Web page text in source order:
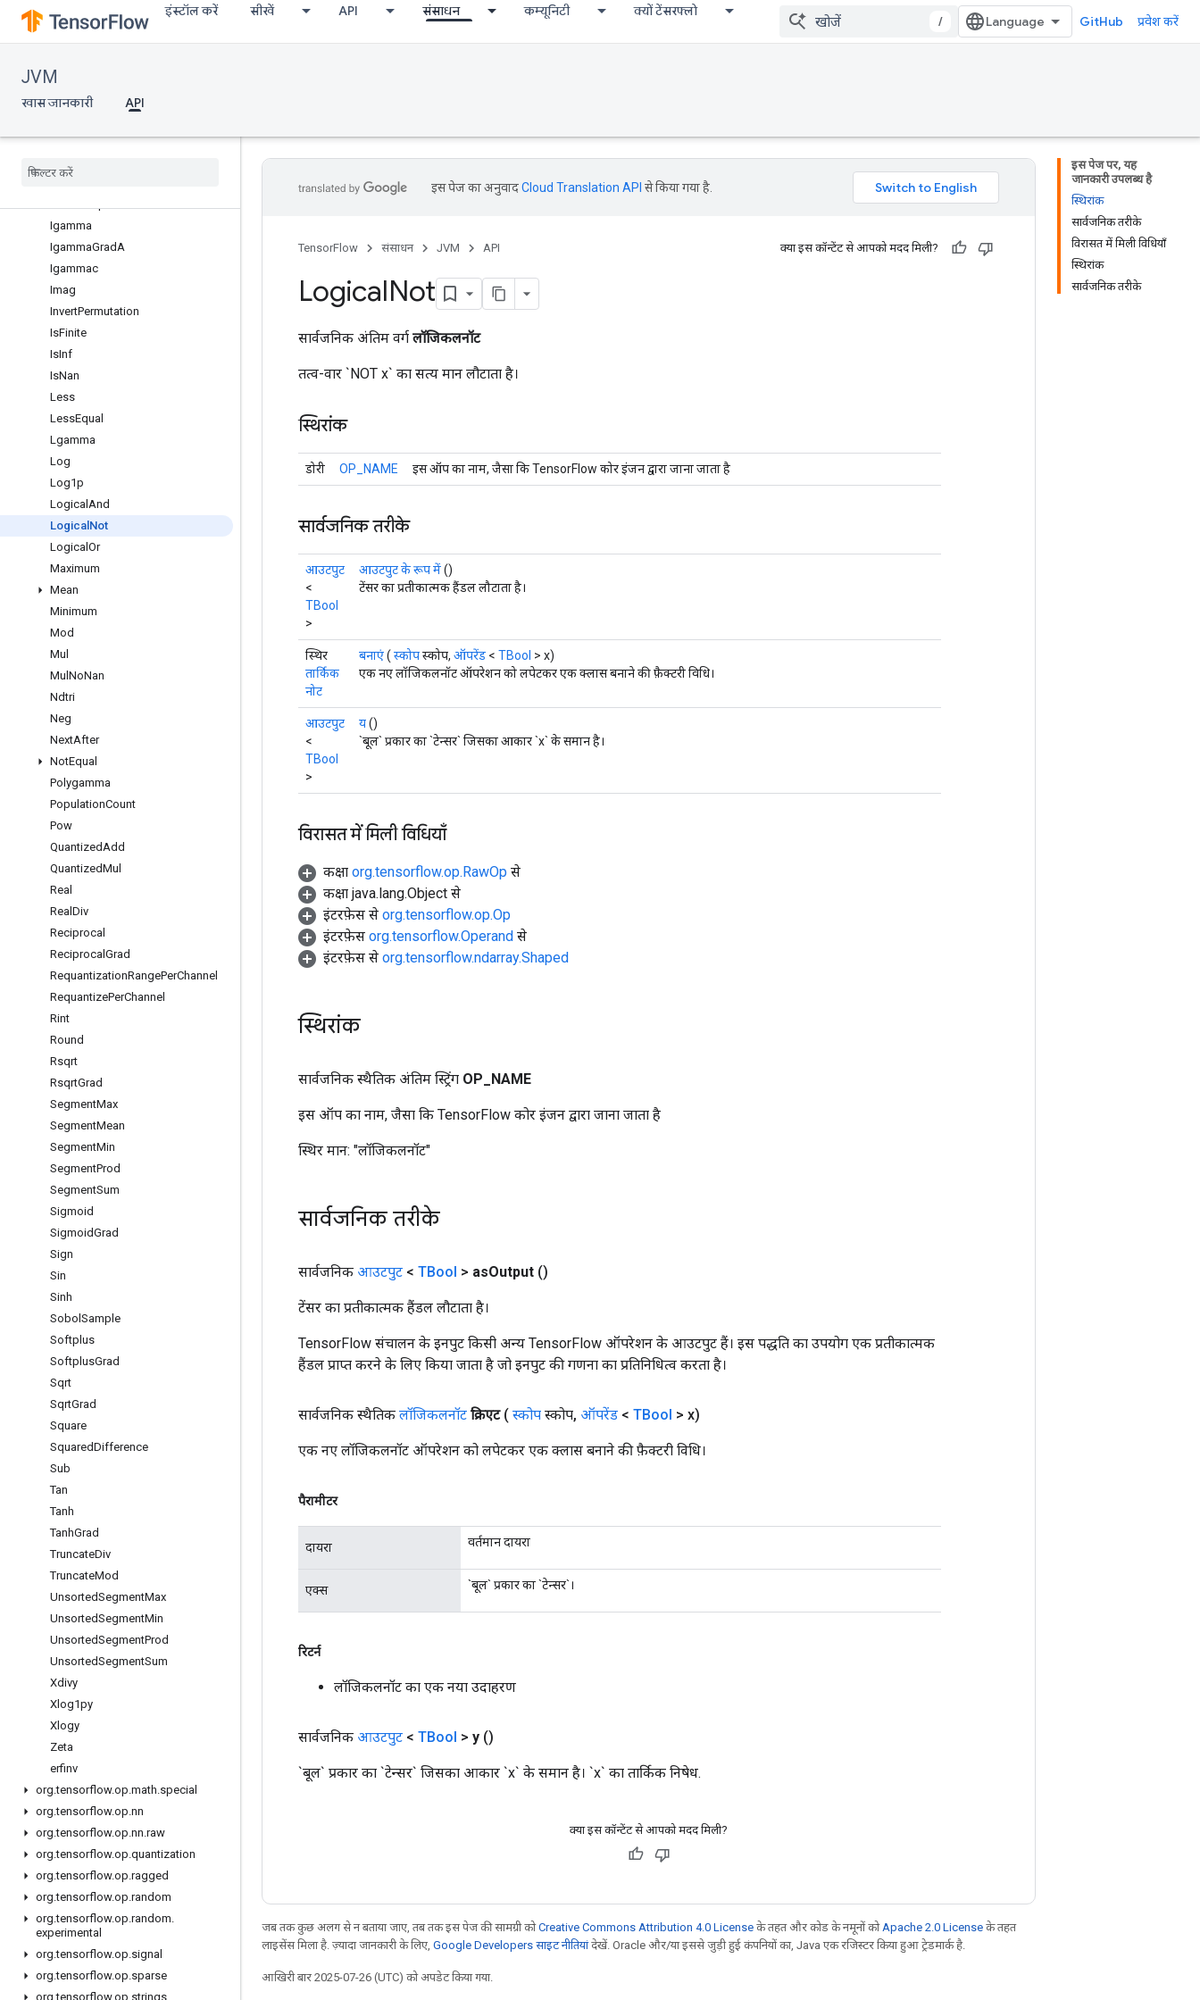
इंस्टॉल करें सीखें API संसाधन कम्यूनिटी क्यों टेंसरफ्लो
/ GitHub प्रवेश करें
JVM
खास जानकारी API
Erf
Erfc
Expm1
Fact
FloorDiv
Igamma
IgammaGradA
Igammac
Imag
InvertPermutation
IsFinite
IsInf
IsNan
Less
LessEqual
Lgamma
Log
Log1p
Logical And
Logical Not
Logical Or
Maximum
Mean
Minimum
Mod
Mul
Mul NoNan
Ndtri
Neg
NextAfter
NotEqual
Polygamma
PopulationCount
Pow
QuantizedAdd
QuantizedMul
Real
Real Div
Reciprocal
Reciprocal Grad
RequantizationRangePerChannel
RequantizePerChannel
Rint
Round
Rsqrt
RsqrtGrad
SegmentMax
SegmentMean
SegmentMin
SegmentProd
SegmentSum
Sigmoid
SigmoidGrad
Sign
Sin
Sinh
Sobol Sample
Softplus
SoftplusGrad
Sqrt
SqrtGrad
Square
SquaredDifference
Sub
Tan
Tanh
TanhGrad
TruncateDiv
TruncateMod
UnsortedSegmentMax
UnsortedSegmentMin
UnsortedSegmentProd
UnsortedSegmentSum
Xdivy
Xlog1py
Xlogy
Zeta
erfinv
org.tensorflow.op.math.special
org.tensorflow.op.nn
org.tensorflow.op.nn.raw
org.tensorflow.op.quantization
org.tensorflow.op.ragged
org.tensorflow.op.random
org.tensorflow.op.random.
experimental
org.tensorflow.op.signal
org.tensorflow.op.sparse
org .tensorflow.op strings
इस पेज पर, यह
जानकारी उपलब्ध है
स्थिरांक
सार्वजनिक तरीके
विरासत में मिली विधियाँ
स्थिरांक
सार्वजनिक तरीके
इस पेज का अनुवादCloud Translation API से किया गया है.
TensorFlow संसाधन JVM API क्या इस कॉन्टेंट से आपको मदद मिली?
LogicalNot
सार्वजनिक अंतिम वर्ग लॉजिकलनॉट
तत्व-वार `NOT x` का सत्य मान लौटाता है।
स्थिरांक
डोरी OP_NAME इस ऑप का नाम, जैसा कि TensorFlow कोर इंजन द्वारा जाना जाता है
सार्वजनिक तरीके
आउटपुट
<
TBool
>
आउटपुट के रूप में()
टेंसर का प्रतीकात्मक हैंडल लौटाता है।
स्थिर
तार्किक
नोट
बनाएं( स्कोपस्कोप, ऑपरेंड < TBool > x)
एक नए लॉजिकलनॉट ऑपरेशन को लपेटकर एक क्लास बनाने की फ़ैक्टरी विधि।
आउटपुट
<
TBool
>
य()
`बूल` प्रकार का `टेन्सर` जिसका आकार `x` के समान है।
विरासत में मिली विधियाँ
कक्षा org.tensorflow.op.RawOp से
कक्षा java.lang.Object से
इंटरफ़ेस से org.tensorflow.op.Op
इंटरफ़ेस org.tensorflow.Operand से
इंटरफ़ेस से org.tensorflow.ndarray.Shaped
स्थिरांक
सार्वजनिक स्थैतिक अंतिम स्ट्रिंग OP NAME
इस ऑप का नाम, जैसा कि TensorFlow कोर इंजन द्वारा जाना जाता है
स्थिर मान: "लॉजिकलनॉट"
सार्वजनिक तरीके
सार्वजनिक आउटपुट < TBool > asOutput ()
टेंसर का प्रतीकात्मक हैंडल लौटाता है।
TensorFlow संचालन के इनपुट किसी अन्य TensorFlow ऑपरेशन के आउटपुट हैं। इस पद्धति का उपयोग एक प्रतीकात्मक
हैंडल प्राप्त करने के लिए किया जाता है जो इनपुट की गणना का प्रतिनिधित्व करता है।
सार्वजनिक स्थैतिक लॉजिकलनॉट क्रिएट ( स्कोप स्कोप, ऑपरेंड < TBool > x)
एक नए लॉजिकलनॉट ऑपरेशन को लपेटकर एक क्लास बनाने की फ़ैक्टरी विधि।
पैरामीटर
दायरा वर्तमान दायरा
एक्स `बूल` प्रकार का `टेन्सर`।
रिटर्न
लॉजिकलनॉट का एक नया उदाहरण
सार्वजनिक आउटपुट < TBool > y ()
`बूल` प्रकार का `टेन्सर` जिसका आकार `x` के समान है। `x` का तार्किक निषेध.
क्या इस कॉन्टेंट से आपको मदद मिली?
जब तक कुछ अलग से न बताया जाए, तब तक इस पेज की सामग्री कोCreative Commons Attribution 4.0 License के तहत और कोड के नमूनों को Apache 2.0 License के तहत
लाइसेंस मिला है. ज़्यादा जानकारी के लिए, Google Developers साइट नीतियांदेखें. Oracle और/या इससे जुड़ी हुई कंपनियों का, Java एक रजिस्टर किया हुआ ट्रेडमार्क है.
आखिरी बार 2025-07-26 (UTC) को अपडेट किया गया.